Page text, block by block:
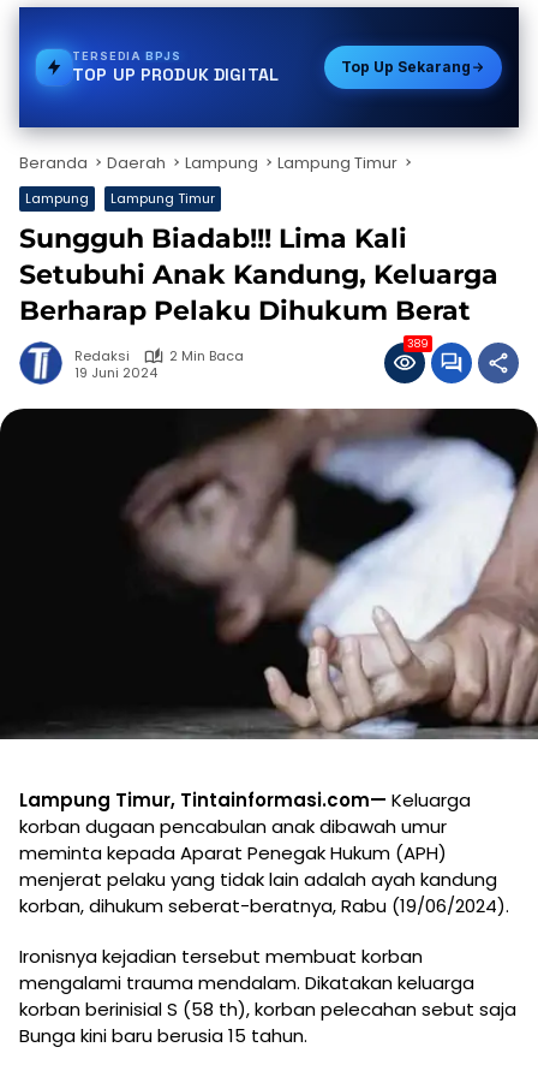
TERSEDIAPULSA
TOP UP PRODUK DIGITAL Top Up Sekarang
Beranda Daerah Lampung Lampung Timur
Lampung Lampung Timur
Sungguh Biadab!!! Lima Kali
Setubuhi Anak Kandung, Keluarga
Berharap Pelaku Dihukum Berat
Redaksi
2 Min Baca
19 Juni 2024
389
Lampung Timur, Tintainformasi.com— Keluarga
korban dugaan pencabulan anak dibawah umur
meminta kepada Aparat Penegak Hukum (APH)
menjerat pelaku yang tidak lain adalah ayah kandung
korban, dihukum seberat-beratnya, Rabu (19/06/2024).
Ironisnya kejadian tersebut membuat korban
mengalami trauma mendalam. Dikatakan keluarga
korban berinisial S (58 th), korban pelecahan sebut saja
Bunga kini baru berusia 15 tahun.